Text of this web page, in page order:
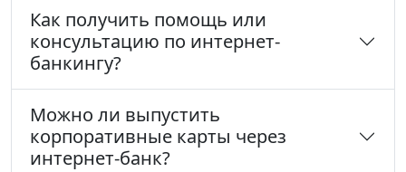
Как получить помощь или
консультацию по интернет-
банкингу?
Можно ли выпустить
корпоративные карты через
интернет-банк?